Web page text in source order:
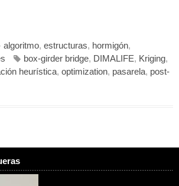
algoritmo, estructuras, hormigón,
box-girder bridge, DIMALIFE, Kriging,
heurística, optimization, pasarela, post-